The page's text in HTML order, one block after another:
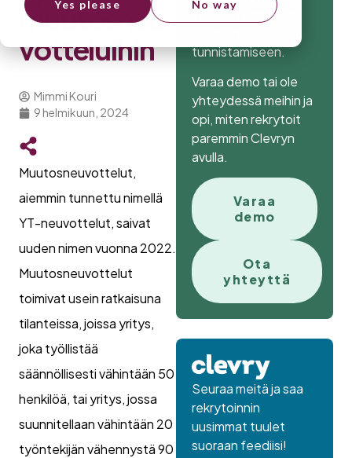
Yes please No way
muutosneu
votteluihin
Mimmi Kouri
9 helmikuun, 2024
Muutosneuvottelut,
aiemmin tunnettu nimellä
YT-neuvottelut, saivat
uuden nimen vuonna 2022.
Muutosneuvottelut
toimivat usein ratkaisuna
tilanteissa, joissa yritys,
joka työllistää
säännöllisesti vähintään 50
henkilöä, tai yritys, jossa
suunnitellaan vähintään 20
työntekijän vähennystä 90
työkalut parhaiden
tunnistamiseen.
Varaa demo tai ole
yhteydessä meihin ja
opi, miten rekrytoit
paremmin Clevryn
avulla.
Varaa
demo
Ota
yhteyttä
Seuraa meitä ja saa
rekrytoinnin
uusimmat tuulet
suoraan feediisi!